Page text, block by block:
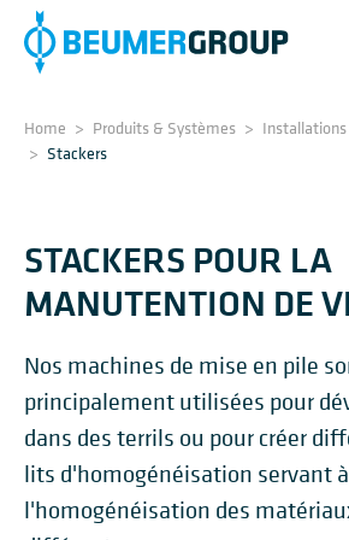
Home > Produits & Systèmes > Installations
> Stackers
STACKERS POUR LA
MANUTENTION DE
Nos machines de mise en pile
principalement utilisées pour
dans des terrils ou pour créer
lits d'homogénéisation servant à
l'homogénéisation des